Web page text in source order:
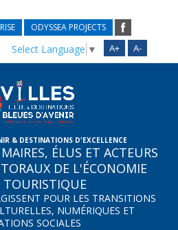
ODYSSEA PROJECTS
A+ A-
Select Language ▼
& DESTINATIONS D'EXCELLENCE
ÉLUS ET ACTEURS
DE L'ÉCONOMIE
TOURISTIQUE
POUR LES TRANSITIONS
NUMÉRIQUES ET
SOCIALES